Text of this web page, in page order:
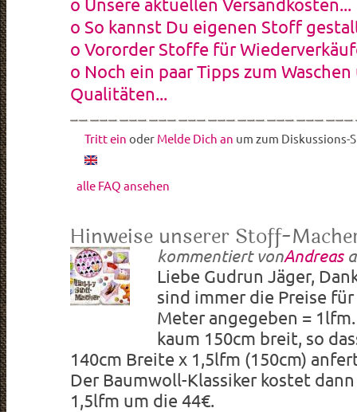
o So kannst Du eigenen Stoff
o Vororder Stoffe für
o Noch ein paar Tipps zum
Qualitäten...
Tritt ein oder Melde Dich an um zum
alle FAQ ansehen
Hinweise unserer Stoff-
kommentiert vonAndreas
Liebe Gudrun Jäger,
sind immer die Preise
Meter angegeben =
kaum 150cm breit, so
140cm Breite x 1,5lfm (150cm)
Der Baumwoll-Klassiker kostet
1,5lfm um die 44€.